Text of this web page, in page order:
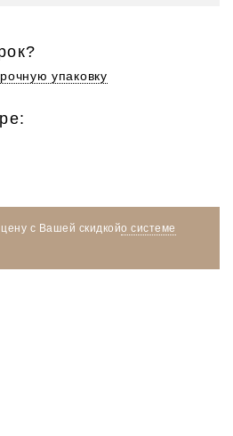
упаковку
с Вашей скидкойо системе